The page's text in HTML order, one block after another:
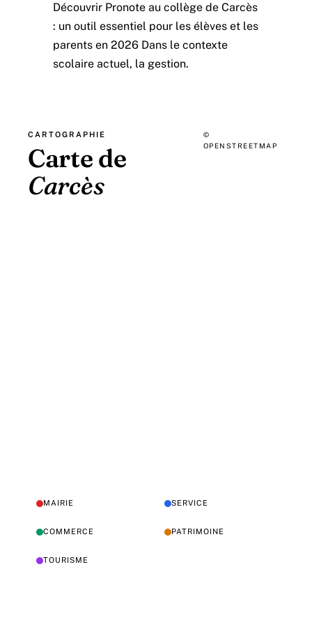
Découvrir Pronote au collège de Carcès
: un outil essentiel pour les élèves et les
parents en 2026 Dans le contexte
scolaire actuel, la gestion.
CARTOGRAPHIE
Carte de
Carcès
©
OPENSTREETMAP
MAIRIE SERVICE
COMMERCE PATRIMOINE
TOURISME